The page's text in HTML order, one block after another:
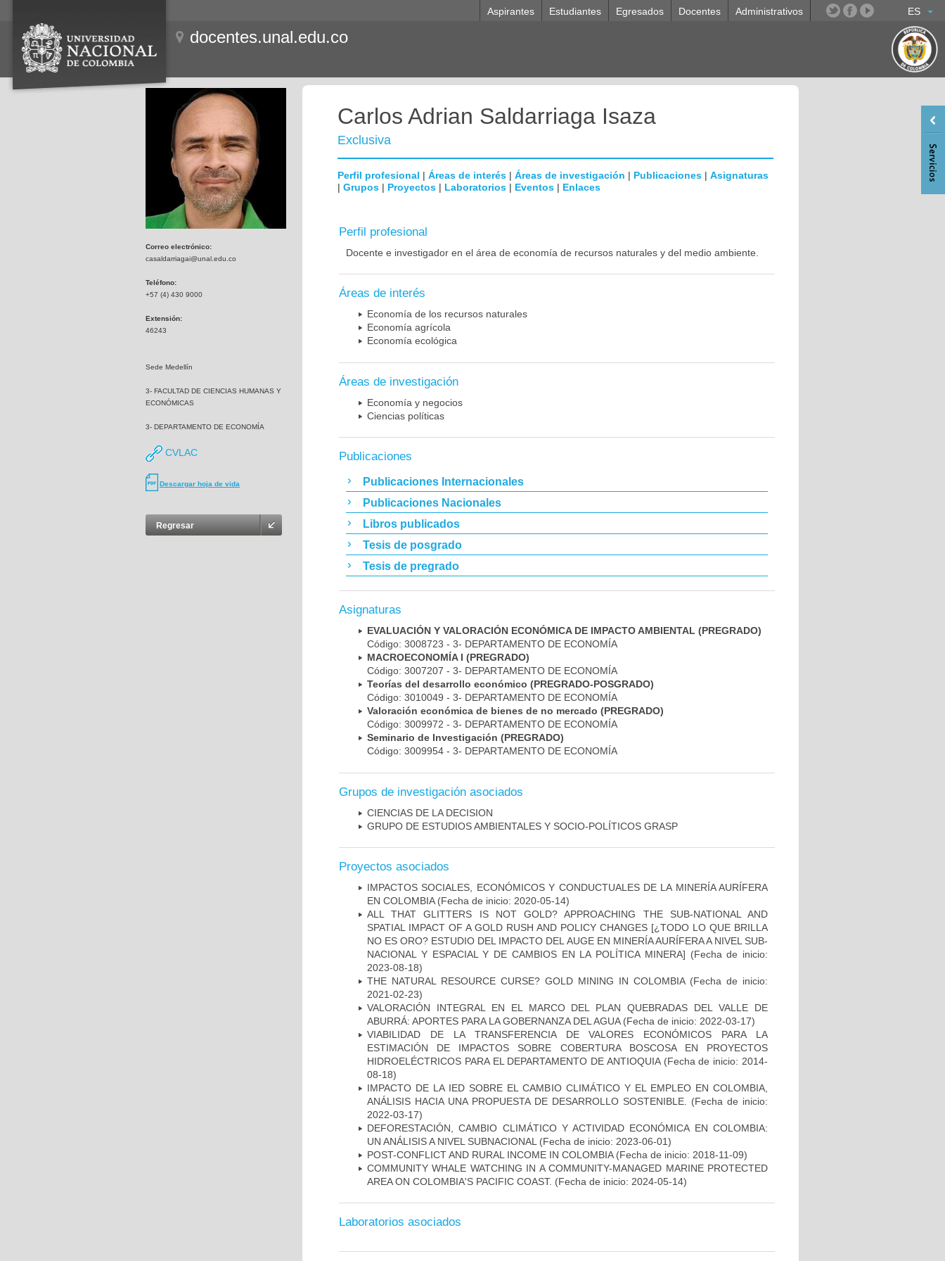
ES
Aspirantes Estudiantes Egresados Docentes Administrativos
docentes.unal.edu.co
Correo electrónico:
casaldarriagai@unal.edu.co
Teléfono:
+57 (4) 430 9000
Extensión:
46243
Sede Medellín
3- FACULTAD DE CIENCIAS HUMANAS Y
ECONÓMICAS
3- DEPARTAMENTO DE ECONOMÍA
CVLAC
Descargar hoja de vida
Regresar
Carlos Adrian Saldarriaga Isaza
Exclusiva
Perfil profesional | Áreas de interés | Áreas de investigación | Publicaciones | Asignaturas
| Grupos | Proyectos | Laboratorios | Eventos | Enlaces
Perfil profesional
Docente e investigador en el área de economía de recursos naturales y del medio ambiente.
Áreas de interés
Economía de los recursos naturales
Economía agrícola
Economía ecológica
Áreas de investigación
Economía y negocios
Ciencias políticas
Publicaciones
Publicaciones Internacionales
Publicaciones Nacionales
Libros publicados
Tesis de posgrado
Tesis de pregrado
Asignaturas
EVALUACIÓN Y VALORACIÓN ECONÓMICA DE IMPACTO AMBIENTAL (PREGRADO)
Código: 3008723 - 3- DEPARTAMENTO DE ECONOMÍA
MACROECONOMÍA I (PREGRADO)
Código: 3007207 - 3- DEPARTAMENTO DE ECONOMÍA
Teorías del desarrollo económico (PREGRADO-POSGRADO)
Código: 3010049 - 3- DEPARTAMENTO DE ECONOMÍA
Valoración económica de bienes de no mercado (PREGRADO)
Código: 3009972 - 3- DEPARTAMENTO DE ECONOMÍA
Seminario de Investigación (PREGRADO)
Código: 3009954 - 3- DEPARTAMENTO DE ECONOMÍA
Grupos de investigación asociados
CIENCIAS DE LA DECISION
GRUPO DE ESTUDIOS AMBIENTALES Y SOCIO-POLÍTICOS GRASP
Proyectos asociados
IMPACTOS SOCIALES, ECONÓMICOS Y CONDUCTUALES DE LA MINERÍA AURÍFERA
EN COLOMBIA(Fecha de inicio: 2020-05-14)
ALL THAT GLITTERS IS NOT GOLD? APPROACHING THE SUB-NATIONAL AND
SPATIAL IMPACT OF A GOLD RUSH AND POLICY CHANGES [¿TODO LO QUE BRILLA
NO ES ORO? ESTUDIO DEL IMPACTO DEL AUGE EN MINERÍA AURÍFERA A NIVEL SUB-
NACIONAL Y ESPACIAL Y DE CAMBIOS EN LA POLÍTICA MINERA] (Fecha de inicio:
2023-08-18)
THE NATURAL RESOURCE CURSE? GOLD MINING IN COLOMBIA(Fecha de inicio:
2021-02-23)
VALORACIÓN INTEGRAL EN EL MARCO DEL PLAN QUEBRADAS DEL VALLE DE
ABURRÁ: APORTES PARA LA GOBERNANZA DEL AGUA(Fecha de inicio: 2022-03-17)
VIABILIDAD DE LA TRANSFERENCIA DE VALORES ECONÓMICOS PARA LA
ESTIMACIÓN DE IMPACTOS SOBRE COBERTURA BOSCOSA EN PROYECTOS
HIDROELÉCTRICOS PARA EL DEPARTAMENTO DE ANTIOQUIA(Fecha de inicio: 2014-
08-18)
IMPACTO DE LA IED SOBRE EL CAMBIO CLIMÁTICO Y EL EMPLEO EN COLOMBIA,
ANÁLISIS HACIA UNA PROPUESTA DE DESARROLLO SOSTENIBLE.
(Fecha de inicio:
2022-03-17)
DEFORESTACIÓN, CAMBIO CLIMÁTICO Y ACTIVIDAD ECONÓMICA EN COLOMBIA:
UN ANÁLISIS A NIVEL SUBNACIONAL (Fecha de inicio: 2023-06-01)
POST-CONFLICT AND RURAL INCOME IN COLOMBIA(Fecha de inicio: 2018-11-09)
COMMUNITY WHALE WATCHING IN A COMMUNITY-MANAGED MARINE PROTECTED
AREA ON COLOMBIA'S PACIFIC COAST. (Fecha de inicio: 2024-05-14)
Laboratorios asociados